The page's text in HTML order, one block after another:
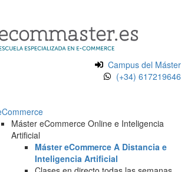
Campus del Máster
(+34) 617219646
Máster eCommerce Online e Inteligencia
Artificial
Máster eCommerce A Distancia e
Inteligencia Artificial